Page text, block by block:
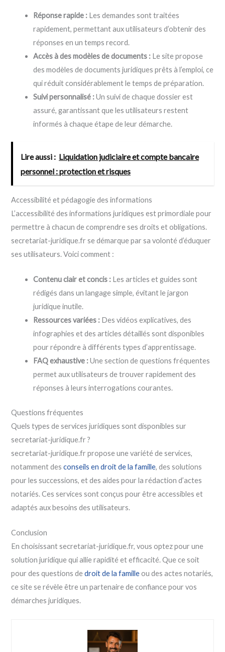
Réponse rapide : Les demandes sont traitées
rapidement, permettant aux utilisateurs d’obtenir des
réponses en un temps record.
Accès à des modèles de documents : Le site propose
des modèles de documents juridiques prêts à l’emploi, ce
qui réduit considérablement le temps de préparation.
Suivi personnalisé :Un suivi de chaque dossier est
assuré, garantissant que les utilisateurs restent
informés à chaque étape de leur démarche.
Lire aussi : Liquidation judiciaire et compte bancaire
personnel : protection et risques
Accessibilité et pédagogie des informations
L’accessibilité des informations juridiques est primordiale pour
permettre à chacun de comprendre ses droits et obligations.
secretariat-juridique.fr se démarque par sa volonté d’éduquer
ses utilisateurs. Voici comment :
Contenu clair et concis : Les articles et guides sont
rédigés dans un langage simple, évitant le jargon
juridique inutile.
Ressources variées : Des vidéos explicatives, des
infographies et des articles détaillés sont disponibles
pour répondre à différents types d’apprentissage.
FAQ exhaustive :Une section de questions fréquentes
permet aux utilisateurs de trouver rapidement des
réponses à leurs interrogations courantes.
Questions fréquentes
Quels types de services juridiques sont disponibles sur
secretariat-juridique.fr ?
secretariat-juridique.fr propose une variété de services,
notamment desconseils en droit de la famille, des solutions
pour les successions, et des aides pour la rédaction d’actes
notariés. Ces services sont conçus pour être accessibles et
adaptés aux besoins des utilisateurs.
Conclusion
En choisissant secretariat-juridique.fr, vous optez pour une
solution juridique qui allie rapidité et efficacité. Que ce soit
pour des questions dedroit de la familleou des actes notariés,
ce site se révèle être un partenaire de confiance pour vos
démarches juridiques.